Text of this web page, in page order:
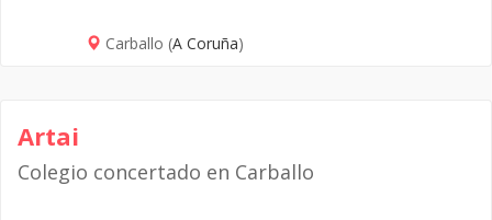
Carballo (A Coruña)
Artai
Colegio concertado en Carballo